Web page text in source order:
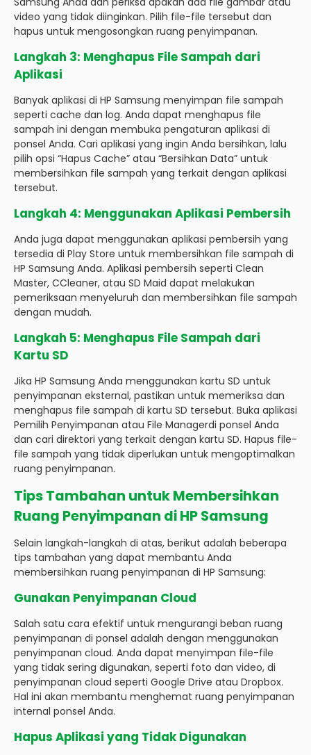
video yang tidak diinginkan. Pilih file-file tersebut dan
hapus untuk mengosongkan ruang penyimpanan.
Langkah 3: Menghapus File Sampah dari
Aplikasi
Banyak aplikasi di HP Samsung menyimpan file sampah
seperti cache dan log. Anda dapat menghapus file
sampah ini dengan membuka pengaturan aplikasi di
ponsel Anda. Cari aplikasi yang ingin Anda bersihkan, lalu
pilih opsi “Hapus Cache” atau “Bersihkan Data” untuk
membersihkan file sampah yang terkait dengan aplikasi
tersebut.
Langkah 4: Menggunakan Aplikasi Pembersih
Anda juga dapat menggunakan aplikasi pembersih yang
tersedia di Play Store untuk membersihkan file sampah di
HP Samsung Anda. Aplikasi pembersih seperti Clean
Master, CCleaner, atau SD Maid dapat melakukan
pemeriksaan menyeluruh dan membersihkan file sampah
dengan mudah.
Langkah 5: Menghapus File Sampah dari
Kartu SD
Jika HP Samsung Anda menggunakan kartu SD untuk
penyimpanan eksternal, pastikan untuk memeriksa dan
menghapus file sampah di kartu SD tersebut. Buka aplikasi
Pemilih Penyimpanan atau File Managerdi ponsel Anda
dan cari direktori yang terkait dengan kartu SD. Hapus file-
file sampah yang tidak diperlukan untuk mengoptimalkan
ruang penyimpanan.
Tips Tambahan untuk Membersihkan
Ruang Penyimpanan di HP Samsung
Selain langkah-langkah di atas, berikut adalah beberapa
tips tambahan yang dapat membantu Anda
membersihkan ruang penyimpanan di HP Samsung:
Gunakan Penyimpanan Cloud
Salah satu cara efektif untuk mengurangi beban ruang
penyimpanan di ponsel adalah dengan menggunakan
penyimpanan cloud. Anda dapat menyimpan file-file
yang tidak sering digunakan, seperti foto dan video, di
penyimpanan cloud seperti Google Drive atau Dropbox.
Hal ini akan membantu menghemat ruang penyimpanan
internal ponsel Anda.
Hapus Aplikasi yang Tidak Digunakan